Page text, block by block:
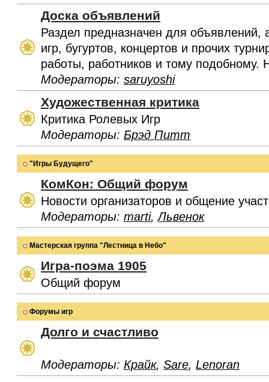
Доска объявлений
Раздел предназначен для объявлений,
игр, бугуртов, концертов и прочих
работы, работников и тому подобному.
Модераторы: saruyoshi
Художественная критика
Критика Ролевых Игр
Модераторы: Брэд Питт
"Игры Будущего"
КомКон: Общий форум
Новости организаторов и общение
Модераторы: marti,Львенок
Мастерская группа "Лестница в Небо"
Игра-поэма 1905
Общий форум
Форумы игр
Долго и счастливо
Модераторы: Крайк, Sare, Lenoran